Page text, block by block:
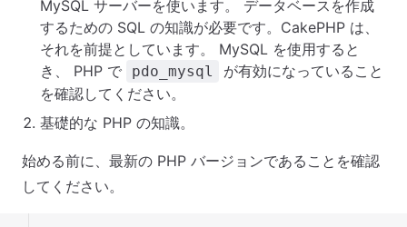
MySQL サーバーを使います。 データベースを作成
するための SQL の知識が必要です。CakePHP は、
それを前提としています。 MySQL を使用すると
き、 PHP で
pdo_mysql
が有効になっていること
を確認してください。
基礎的な PHP の知識。
始める前に、最新の PHP バージョンであることを確認
してください。